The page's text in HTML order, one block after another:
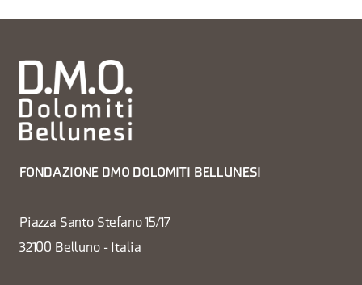
FONDAZIONE DMO DOLOMITI BELLUNESI
Piazza Santo Stefano 15/17
32100 Belluno - Italia